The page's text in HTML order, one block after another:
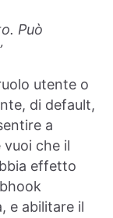
Può
utente o
di default,
a
vuoi che il
effetto
e abilitare il